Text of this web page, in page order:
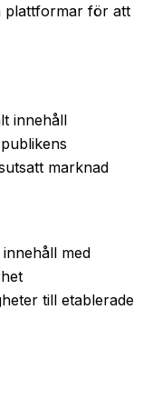
plattformar för att
innehåll
marknad
med
till etablerade